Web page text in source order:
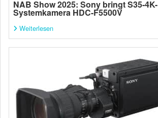
NAB Show 2025: Sony bringt S35-4K-
Systemkamera HDC-F5500V
Weiterlesen